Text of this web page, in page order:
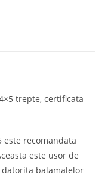
trepte, certificata
recomandata
este usor de
balamalelor